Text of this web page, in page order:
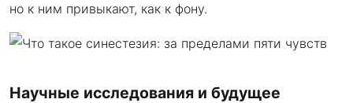
но к ним привыкают, как к фону.
Научные исследования и будущее